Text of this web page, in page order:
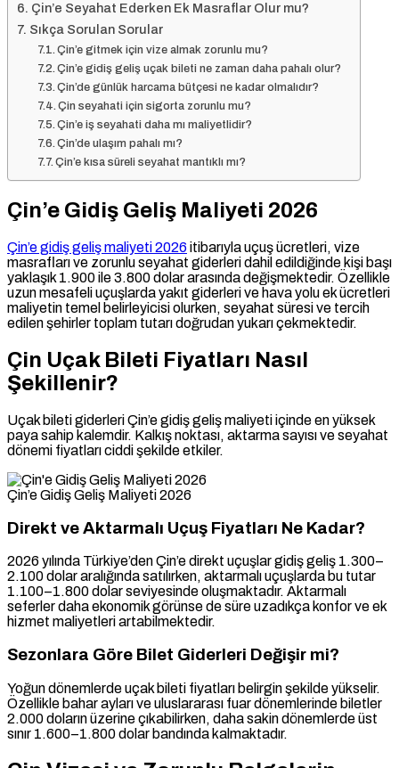
Çin’e Seyahat Ederken Ek Masraflar Olur mu?
Sıkça Sorulan Sorular
Çin’e gitmek için vize almak zorunlu mu?
Çin’e gidiş geliş uçak bileti ne zaman daha pahalı olur?
Çin’de günlük harcama bütçesi ne kadar olmalıdır?
Çin seyahati için sigorta zorunlu mu?
Çin’e iş seyahati daha mı maliyetlidir?
Çin’de ulaşım pahalı mı?
Çin’e kısa süreli seyahat mantıklı mı?
Çin’e Gidiş Geliş Maliyeti 2026
Çin’e gidiş geliş maliyeti 2026 itibarıyla uçuş ücretleri, vize
masrafları ve zorunlu seyahat giderleri dahil edildiğinde kişi başı
yaklaşık 1.900 ile 3.800 dolar arasında değişmektedir. Özellikle
uzun mesafeli uçuşlarda yakıt giderleri ve hava yolu ek ücretleri
maliyetin temel belirleyicisi olurken, seyahat süresi ve tercih
edilen şehirler toplam tutarı doğrudan yukarı çekmektedir.
Çin Uçak Bileti Fiyatları Nasıl
Şekillenir?
Uçak bileti giderleri Çin’e gidiş geliş maliyeti içinde en yüksek
paya sahip kalemdir. Kalkış noktası, aktarma sayısı ve seyahat
dönemi fiyatları ciddi şekilde etkiler.
Çin’e Gidiş Geliş Maliyeti 2026
Direkt ve Aktarmalı Uçuş Fiyatları Ne Kadar?
2026 yılında Türkiye’den Çin’e direkt uçuşlar gidiş geliş 1.300–
2.100 dolar aralığında satılırken, aktarmalı uçuşlarda bu tutar
1.100–1.800 dolar seviyesinde oluşmaktadır. Aktarmalı
seferler daha ekonomik görünse de süre uzadıkça konfor ve ek
hizmet maliyetleri artabilmektedir.
Sezonlara Göre Bilet Giderleri Değişir mi?
Yoğun dönemlerde uçak bileti fiyatları belirgin şekilde yükselir.
Özellikle bahar ayları ve uluslararası fuar dönemlerinde biletler
2.000 doların üzerine çıkabilirken, daha sakin dönemlerde üst
sınır 1.600–1.800 dolar bandında kalmaktadır.